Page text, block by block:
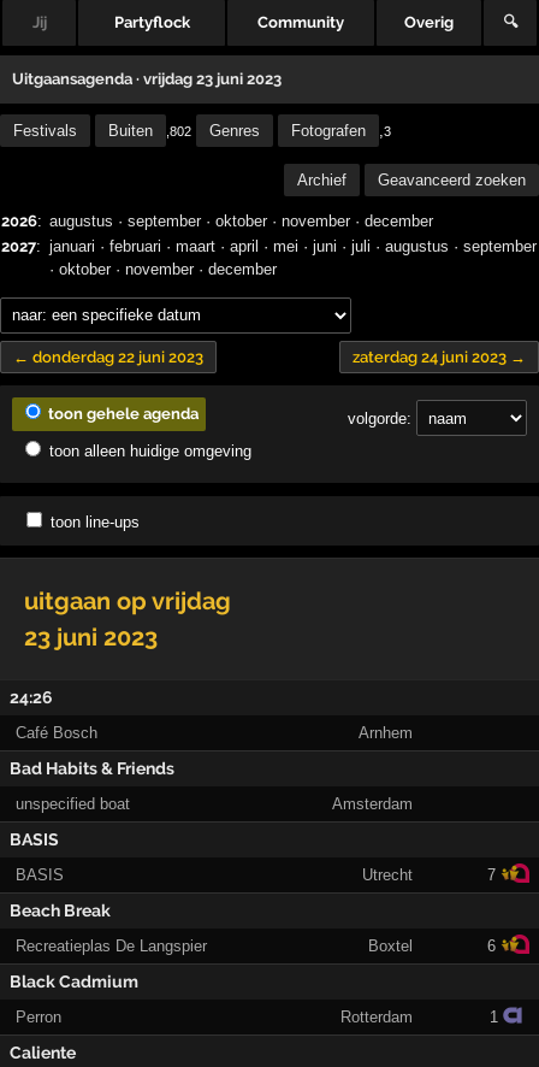
Jij Partyflock Community Overig 🔍
Uitgaansagenda · vrijdag 23 juni 2023
Festivals Buiten ,802 Genres Fotografen ,3
Archief Geavanceerd zoeken
2026: augustus · september· oktober· november· december
2027: januari · februari · maart · april · mei · juni · juli · augustus · september
· oktober· november· december
← donderdag 22 juni 2023 zaterdag 24 juni 2023 →
volgorde:
toon gehele agenda
toon alleen huidige omgeving
toon line-ups
uitgaan op vrijdag
23 juni 2023
24:26
Café Bosch Arnhem
Bad Habits & Friends
unspecified boat Amsterdam
BASIS
BASIS Utrecht 7
Beach Break
Recreatieplas De Langspier Boxtel 6
Black Cadmium
Perron Rotterdam 1
Caliente